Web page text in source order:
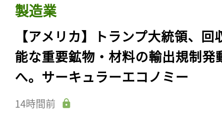
製造業
【アメリカ】トランプ大統領、回
能な重要鉱物・材料の輸出規制発
へ。サーキュラーエコノミー
14時間前